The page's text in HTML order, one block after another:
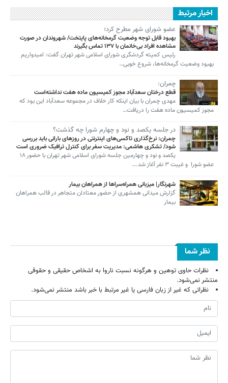
اخبار مرتبط
عضو شورای شهر مطرح کرد؛
بهبود قابل توجه وضعیت گرمخانه‌های پایتخت/ شهروندان در صورت
مشاهده افراد بی‌خانمان با ۱۳۷ تماس بگیرند
رئیس کمیته گردشگری شورای اسلامی شهر تهران گفت: امیدواریم
بهبود وضعیت گرمخانه‌ها، شروع خوبی…
چمران:
قطع درختان سعدآباد مجوز کمیسیون ماده هفت نداشته‌است
مهدی چمران با بیان اینکه کار خلاف در مجموعه سعدآباد این بود که
مجوز کمیسیون ماده هفت را دریافت…
در جلسه یکصد و نود و چهارم شورا چه گذشت؟
چمران: نرخ‌گذاری تاکسی‌های اینترنتی در روزهای بارانی باید بررسی
شود/ تشکری هاشمی: مدیریت سفر برای کنترل ترافیک ضروری است
یکصد و نود و چهارمین جلسه شورای اسلامی شهر تهران با حضور ۱۸
عضو شورا و غیبت ۳ نفر آغاز شد.…
شهرنگار| میزبانی همراه‌سراها از همراهان بیمار
گزارش میدانی همشهری از حضور معتادان متجاهر در قالب همراهان
بیمار
نظر شما
نظرات حاوی توهین و هرگونه نسبت ناروا به اشخاص حقیقی و حقوقی
منتشر نمی‌شود.
نظراتی که غیر از زبان فارسی یا غیر مرتبط با خبر باشد منتشر نمی‌شود.